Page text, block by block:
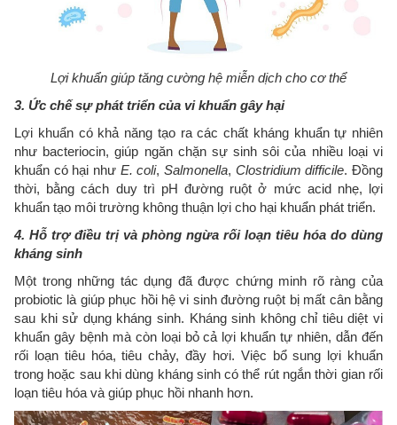
Lợi khuẩn giúp tăng cường hệ miễn dịch cho cơ thể
3. Ức chế sự phát triển của vi khuẩn gây hại
Lợi khuẩn có khả năng tạo ra các chất kháng khuẩn tự nhiên
như bacteriocin, giúp ngăn chặn sự sinh sôi của nhiều loại vi
khuẩn có hại như E. coli,Salmonella, Clostridium difficile. Đồng
thời, bằng cách duy trì pH đường ruột ở mức acid nhẹ, lợi
khuẩn tạo môi trường không thuận lợi cho hại khuẩn phát triển.
4. Hỗ trợ điều trị và phòng ngừa rối loạn tiêu hóa do dùng
kháng sinh
Một trong những tác dụng đã được chứng minh rõ ràng của
probiotic là giúp phục hồi hệ vi sinh đường ruột bị mất cân bằng
sau khi sử dụng kháng sinh. Kháng sinh không chỉ tiêu diệt vi
khuẩn gây bệnh mà còn loại bỏ cả lợi khuẩn tự nhiên, dẫn đến
rối loạn tiêu hóa, tiêu chảy, đầy hơi. Việc bổ sung lợi khuẩn
trong hoặc sau khi dùng kháng sinh có thể rút ngắn thời gian rối
loạn tiêu hóa và giúp phục hồi nhanh hơn.